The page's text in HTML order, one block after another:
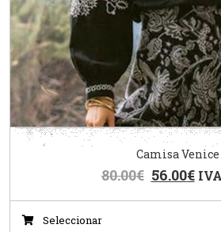
Camisa Venice
80.00€ 56.00€
Seleccionar